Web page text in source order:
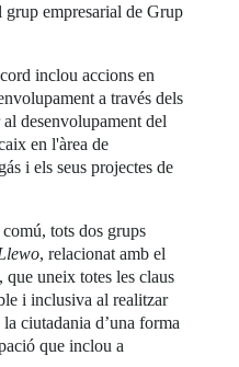
grup empresarial de Grup
inclou accions en
a través dels
desenvolupament del
en l'àrea de
i els seus projectes de
tots dos grups
, relacionat amb el
uneix totes les claus
i inclusiva al realitzar
ciutadania d’una forma
que inclou a